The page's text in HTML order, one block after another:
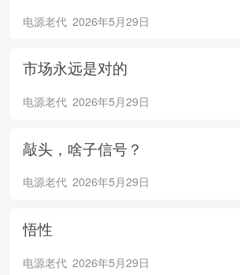
电源老代 2026年5月29日
市场永远是对的
电源老代 2026年5月29日
敲头，啥子信号？
电源老代 2026年5月29日
悟性
电源老代 2026年5月29日